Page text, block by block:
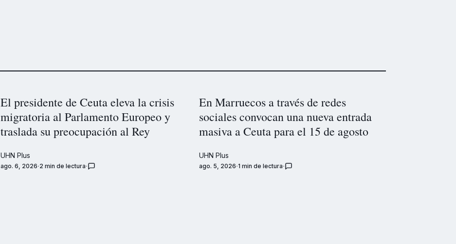
El presidente de Ceuta eleva la crisis
migratoria al Parlamento Europeo y
traslada su preocupación al Rey
UHN Plus
ago. 6, 2026 2 min de lectura
En Marruecos a través de redes
sociales convocan una nueva entrada
masiva a Ceuta para el 15 de agosto
UHN Plus
ago. 5, 2026 1 min de lectura